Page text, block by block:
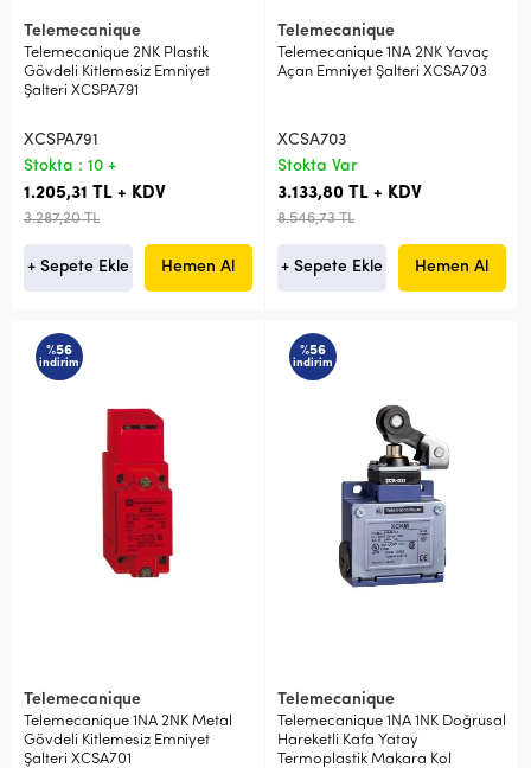
Telemecanique
Telemecanique 2NK Plastik
Gövdeli Kitlemesiz Emniyet
Şalteri XCSPA791
XCSPA791
Stokta : 10 +
1.205,31 TL + KDV
3.287,20 TL
+ Sepete Ekle Hemen Al
Telemecanique
Telemecanique 1NA 2NK Yavaç
Açan Emniyet Şalteri XCSA703
XCSA703
Stokta Var
3.133,80 TL + KDV
8.546,73 TL
+ Sepete Ekle Hemen Al
%56
indirim
Telemecanique
Telemecanique 1NA 2NK Metal
Gövdeli Kitlemesiz Emniyet
Şalteri XCSA701
%56
indirim
Telemecanique
Telemecanique 1NA 1NK Doğrusal
Hareketli Kafa Yatay
Termoplastik Makara Kol